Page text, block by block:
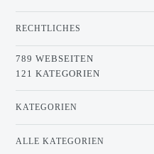
RECHTLICHES
789 WEBSEITEN
121 KATEGORIEN
KATEGORIEN
ALLE KATEGORIEN